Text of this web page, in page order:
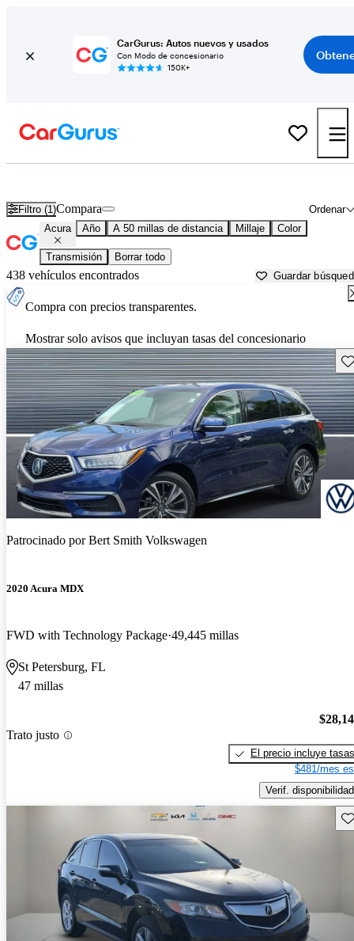
CarGurus: Autos nuevos y usados
Con Modo de concesionario
150K+
Filtro (1) Ordenar
Compara
Acura Año A 50 millas de distancia Millaje Color
Transmisión Borrar todo
438 vehículos encontrados Guardar
Compra con precios transparentes.
Mostrar solo avisos que incluyan tasas del concesionario
Patrocinado porBert Smith Volkswagen
2020 Acura MDX
FWD with Technology Package 49,445 millas
St Petersburg, FL
47 millas
Trato justo
El precio incluye tasas
$481/mes
Verif. disponibilidad